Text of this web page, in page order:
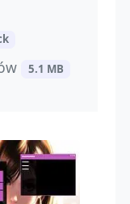
5.1 MB